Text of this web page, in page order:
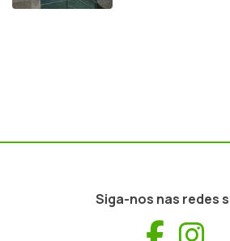
Siga-nos nas redes